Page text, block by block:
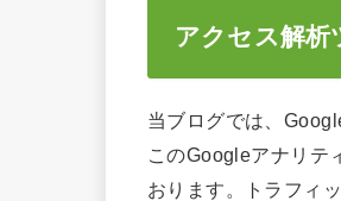
アクセス解析
当ブログでは、
このGoogleアナリテ
おります。トラフィ